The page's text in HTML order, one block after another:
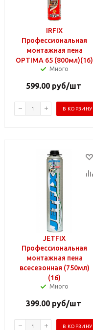
IRFIX
Профессиональная
монтажная пена
OPTIMA 65 (800мл)(16)
Много
599.00руб/шт
В КОРЗИНУ
JETFIX
Профессиональная
монтажная пена
всесезонная (750мл)
(16)
Много
399.00руб/шт
В КОРЗИНУ